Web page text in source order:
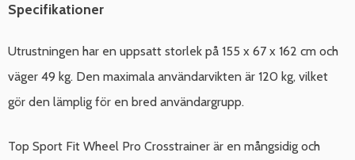
Specifikationer
Utrustningen har en uppsatt storlek på 155 x 67 x 162 cm och
väger 49 kg. Den maximala användarvikten är 120 kg, vilket
gör den lämplig för en bred användargrupp.
Top Sport Fit Wheel Pro Crosstrainer är en mångsidig och